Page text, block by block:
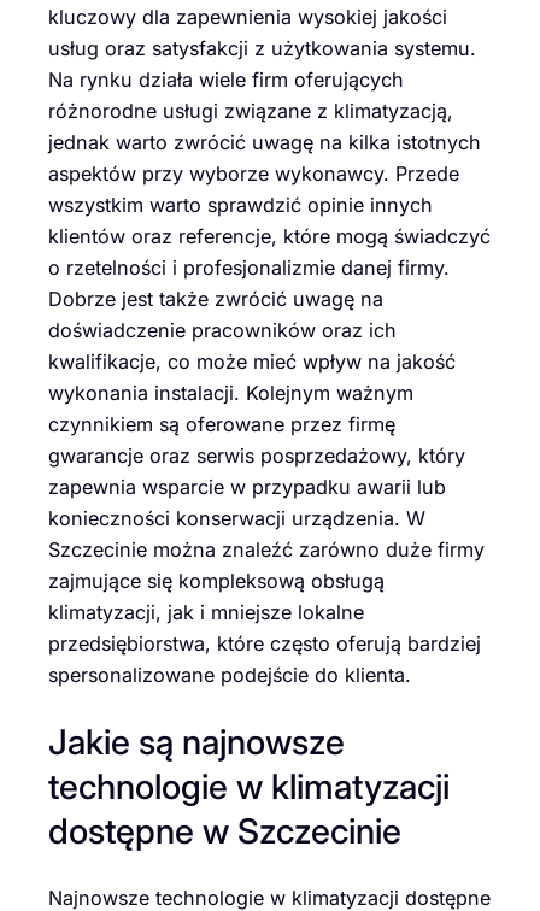
kluczowy dla zapewnienia wysokiej jakości
usług oraz satysfakcji z użytkowania systemu.
Na rynku działa wiele firm oferujących
różnorodne usługi związane z klimatyzacją,
jednak warto zwrócić uwagę na kilka istotnych
aspektów przy wyborze wykonawcy. Przede
wszystkim warto sprawdzić opinie innych
klientów oraz referencje, które mogą świadczyć
o rzetelności i profesjonalizmie danej firmy.
Dobrze jest także zwrócić uwagę na
doświadczenie pracowników oraz ich
kwalifikacje, co może mieć wpływ na jakość
wykonania instalacji. Kolejnym ważnym
czynnikiem są oferowane przez firmę
gwarancje oraz serwis posprzedażowy, który
zapewnia wsparcie w przypadku awarii lub
konieczności konserwacji urządzenia. W
Szczecinie można znaleźć zarówno duże firmy
zajmujące się kompleksową obsługą
klimatyzacji, jak i mniejsze lokalne
przedsiębiorstwa, które często oferują bardziej
spersonalizowane podejście do klienta.
Jakie są najnowsze
technologie w klimatyzacji
dostępne w Szczecinie
Najnowsze technologie w klimatyzacji dostępne